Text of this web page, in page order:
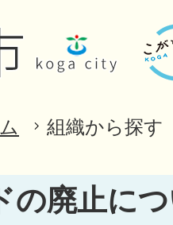
組織から探す
の廃止に